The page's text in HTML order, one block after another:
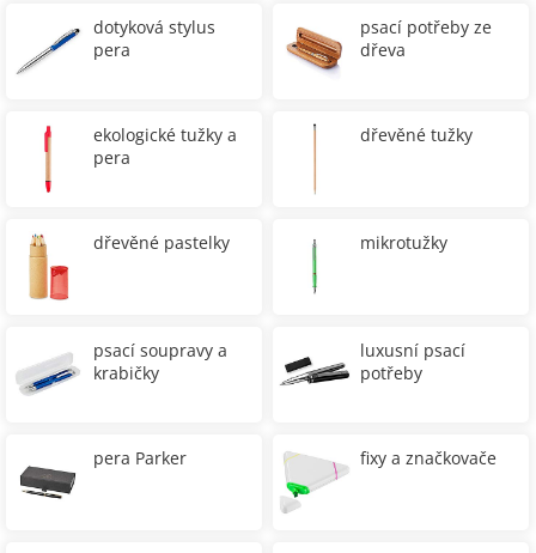
dotyková stylus
pera
psací potřeby ze
dřeva
ekologické tužky a
pera
dřevěné tužky
dřevěné pastelky mikrotužky
psací soupravy a
krabičky
luxusní psací
potřeby
pera Parker fixy a značkovače